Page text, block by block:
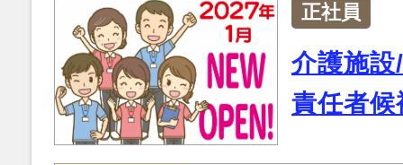
正社員
介護施
責任者